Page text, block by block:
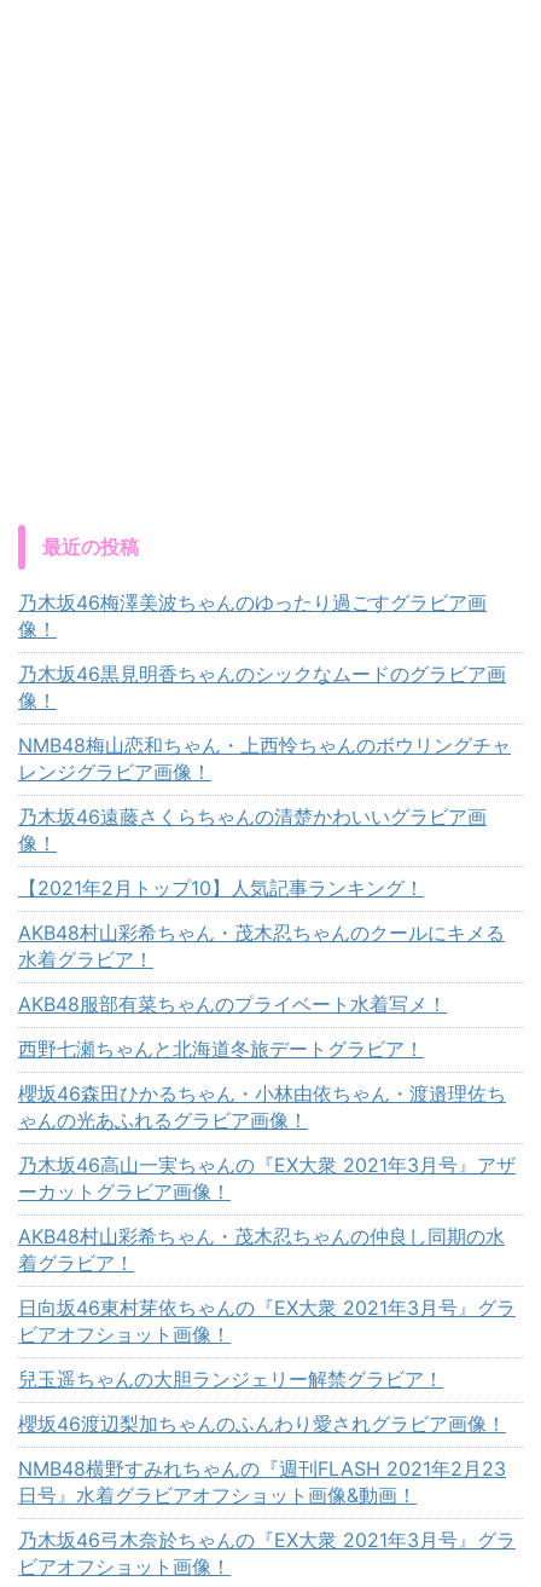
最近の投稿
乃木坂46梅澤美波ちゃんのゆったり過ごすグラビア画
像！
乃木坂46黒見明香ちゃんのシックなムードのグラビア画
像！
NMB48梅山恋和ちゃん・上西怜ちゃんのボウリングチャ
レンジグラビア画像！
乃木坂46遠藤さくらちゃんの清楚かわいいグラビア画
像！
【2021年2月トップ10】人気記事ランキング！
AKB48村山彩希ちゃん・茂木忍ちゃんのクールにキメる
水着グラビア！
AKB48服部有菜ちゃんのプライベート水着写メ！
西野七瀬ちゃんと北海道冬旅デートグラビア！
櫻坂46森田ひかるちゃん・小林由依ちゃん・渡邉理佐ち
ゃんの光あふれるグラビア画像！
乃木坂46高山一実ちゃんの『EX大衆 2021年3月号』アザ
ーカットグラビア画像！
AKB48村山彩希ちゃん・茂木忍ちゃんの仲良し同期の水
着グラビア！
日向坂46東村芽依ちゃんの『EX大衆 2021年3月号』グラ
ビアオフショット画像！
兒玉遥ちゃんの大胆ランジェリー解禁グラビア！
櫻坂46渡辺梨加ちゃんのふんわり愛されグラビア画像！
NMB48横野すみれちゃんの『週刊FLASH 2021年2月23
日号』水着グラビアオフショット画像&動画！
乃木坂46弓木奈於ちゃんの『EX大衆 2021年3月号』グラ
ビアオフショット画像！